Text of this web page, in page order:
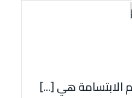
الابتسامة هي [...]